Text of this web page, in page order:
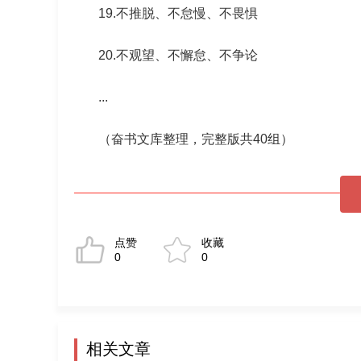
19.不推脱、不怠慢、不畏惧
20.不观望、不懈怠、不争论
...
（奋书文库整理，完整版共40组）
点赞
0
收藏
0
相关文章